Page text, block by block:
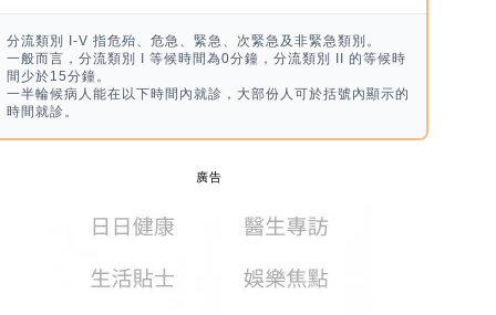
分流類別 I-V 指危殆、危急、緊急、次緊急及非緊急類別。
一般而言，分流類別 I 等候時間為0分鐘，分流類別 II 的等候時
間少於15分鐘。
一半輪候病人能在以下時間內就診，大部份人可於括號內顯示的
時間就診。
廣告